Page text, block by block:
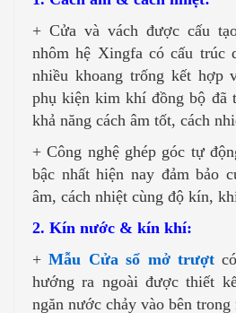
+ Cửa và vách được cấu
nhôm hệ Xingfa có cấu trúc
nhiều khoang trống kết hợp
phụ kiện kim khí đồng bộ đã
khả năng cách âm tốt, cách
+ Công nghệ ghép góc tự
bậc nhất hiện nay đảm bảo
âm, cách nhiệt cùng độ kín,
2. Kín nước & kín khí:
+ Mẫu Cửa sổ mở trượt
hướng ra ngoài được thiết
ngăn nước chảy vào bên